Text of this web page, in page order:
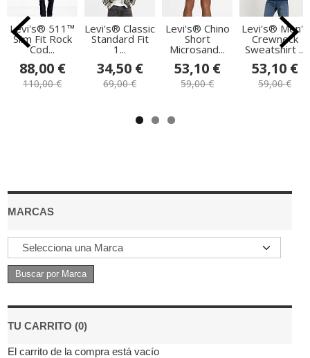
MARCAS
TU CARRITO (0)
El carrito de la compra está vacío
Levi's® 511™
Slim Fit Rock
Cod...
88,00 €
110,00 €
Levi's® Classic
Standard Fit
1...
34,50 €
69,00 €
Levi's® Chino
Short
Microsand...
53,10 €
59,00 €
Levi's® Men's
Crewneck
Sweatshirt ...
53,10 €
59,00 €